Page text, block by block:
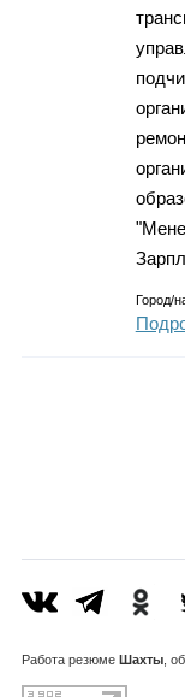
Город/
Работа резюме Шахты,